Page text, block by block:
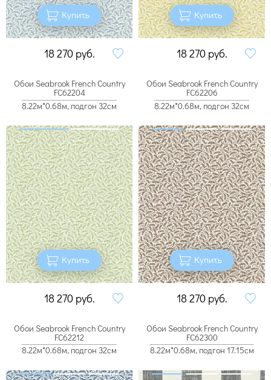
Купить
18 270 руб.
Купить
18 270 руб.
Обои Seabrook French Country
FC62204
8.22м*0.68м, подгон 32см
Купить
18 270 руб.
Обои Seabrook French Country
FC62206
8.22м*0.68м, подгон 32см
Купить
18 270 руб.
Обои Seabrook French Country
FC62212
8.22м*0.68м, подгон 32см
Обои Seabrook French Country
FC62300
8.22м*0.68м, подгон 17.15см